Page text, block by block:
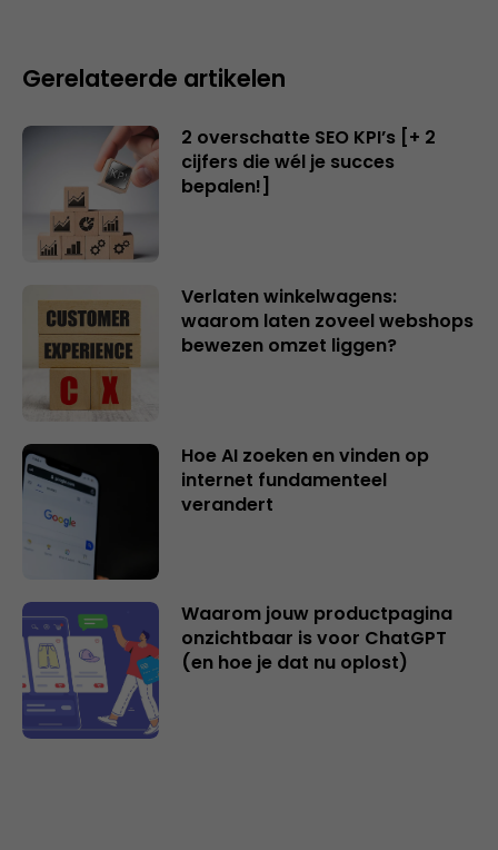
Gerelateerde artikelen
2 overschatte SEO KPI’s [+ 2
cijfers die wél je succes
bepalen!]
Verlaten winkelwagens:
waarom laten zoveel webshops
bewezen omzet liggen?
Hoe AI zoeken en vinden op
internet fundamenteel
verandert
Waarom jouw productpagina
onzichtbaar is voor ChatGPT
(en hoe je dat nu oplost)